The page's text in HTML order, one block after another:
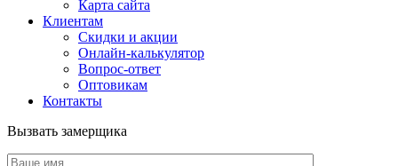
Карта сайта
Клиентам
Скидки и акции
Онлайн-калькулятор
Вопрос-ответ
Оптовикам
Контакты
Вызвать замерщика